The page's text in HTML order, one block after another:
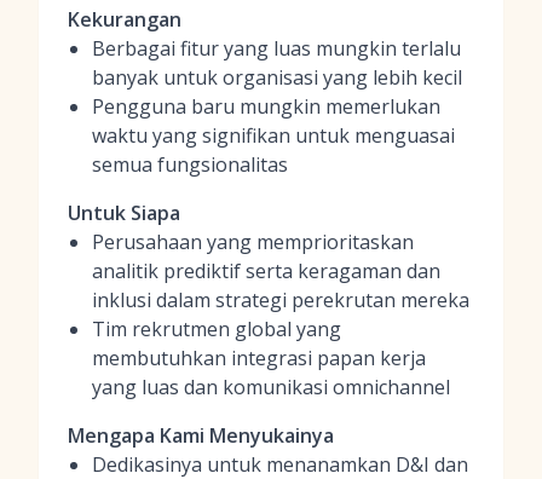
Kekurangan
Berbagai fitur yang luas mungkin terlalu
banyak untuk organisasi yang lebih kecil
Pengguna baru mungkin memerlukan
waktu yang signifikan untuk menguasai
semua fungsionalitas
Untuk Siapa
Perusahaan yang memprioritaskan
analitik prediktif serta keragaman dan
inklusi dalam strategi perekrutan mereka
Tim rekrutmen global yang
membutuhkan integrasi papan kerja
yang luas dan komunikasi omnichannel
Mengapa Kami Menyukainya
Dedikasinya untuk menanamkan D&I dan